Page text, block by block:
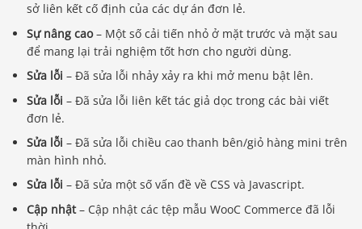
sở liên kết cố định của các dự án đơn lẻ.
Sự nâng cao– Một số cải tiến nhỏ ở mặt trước và mặt sau
để mang lại trải nghiệm tốt hơn cho người dùng.
Sửa lỗi – Đã sửa lỗi nhảy xảy ra khi mở menu bật lên.
Sửa lỗi – Đã sửa lỗi liên kết tác giả dọc trong các bài viết
đơn lẻ.
Sửa lỗi – Đã sửa lỗi chiều cao thanh bên/giỏ hàng mini trên
màn hình nhỏ.
Sửa lỗi – Đã sửa một số vấn đề về CSS và Javascript.
Cập nhật– Cập nhật các tệp mẫu WooC Commerce đã lỗi